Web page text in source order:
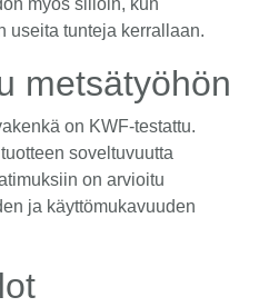
useita tunteja kerrallaan.
metsätyöhön
on KWF-testattu.
soveltuvuutta
on arvioitu
ja käyttömukavuuden